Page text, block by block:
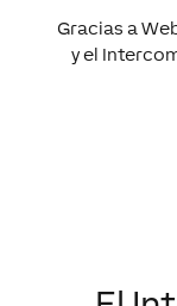
Gracias a
y el